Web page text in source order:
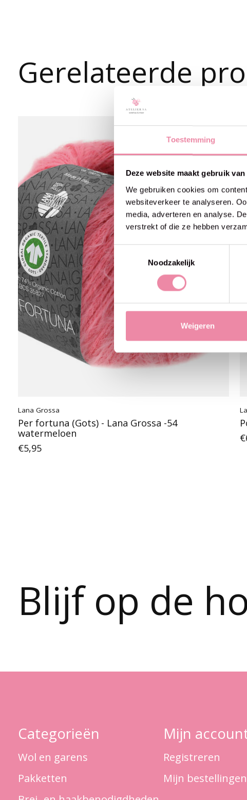
Toestemming
Deze website maakt gebruik
We gebruiken cookies om
websiteverkeer te analyseren.
media, adverteren en analyse.
verstrekt of die ze hebben
Toestemmingsselectie
Noodzakelijk
Weigeren
Gerelateerde
Lana Grossa
Per fortuna (Gots) - Lana Grossa -54
watermeloen
€5,95
Blijf op de
Categorieën
Wol en garens
Pakketten
Mijn
Registreren
Mijn bestellingen